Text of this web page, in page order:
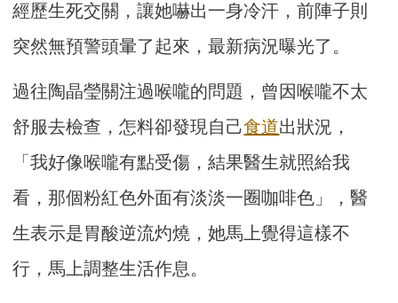
經歷生死交關，讓她嚇出一身冷汗，前陣子則
突然無預警頭暈了起來，最新病況曝光了。
過往陶晶瑩關注過喉嚨的問題，曾因喉嚨不太
舒服去檢查，怎料卻發現自己食道出狀況，
「我好像喉嚨有點受傷，結果醫生就照給我
看，那個粉紅色外面有淡淡一圈咖啡色」，醫
生表示是胃酸逆流灼燒，她馬上覺得這樣不
行，馬上調整生活作息。